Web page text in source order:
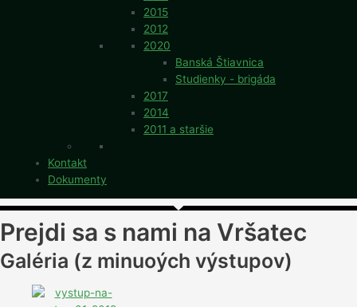
2015
2012
2020
Banská Štiavnica
Studienky - brigáda
2017
2014
2011 a staršie
Kontakt
Dokumenty
Prejdi sa s nami na Vršatec
Galéria (z minuoých výstupov)